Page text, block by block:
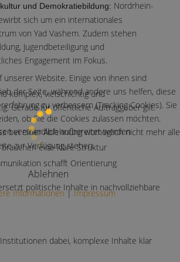
und Demokratiebildung: Nordrhein-
sich um ein internationales
von Yad Vashem. Zudem stehen
Jugendbeteiligung und
Engagement im Fokus.
komplex, vielschichtig und
Gerade für öffentliche Auftraggeber gilt:
verständlich aufbereitet werden
eine klare Struktur
schafft Orientierung
politische Inhalte in nachvollziehbare
dabei, komplexe Inhalte klar
unserer Website. Einige von ihnen sind
der Seite, während andere uns helfen, diese
zu verbessern (Tracking Cookies). Sie
ob Sie die Cookies zulassen möchten.
bei einer Ablehnung womöglich nicht mehr alle
zur Verfügung stehen.
Ablehnen
Informationen| Impressum